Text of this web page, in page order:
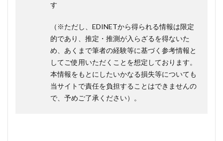
す
（※ただし、EDINETから得られる情報は限定
的であり、推定・推測が入らざるを得ないた
め、あくまで筆者の経験等に基づく参考情報と
してご使用いただくことを想定しております。
本情報をもとにしたいかなる損失等についても
当サイトで責任を負担することはできませんの
で、予めご了承ください）。